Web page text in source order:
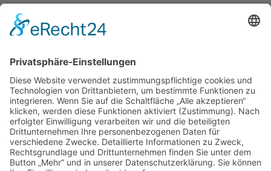
Juni 2023(3)
April 2023
März 2023(5)
Februar 2023(3)
Januar 2023 (4)
Dezember 2022 (4)